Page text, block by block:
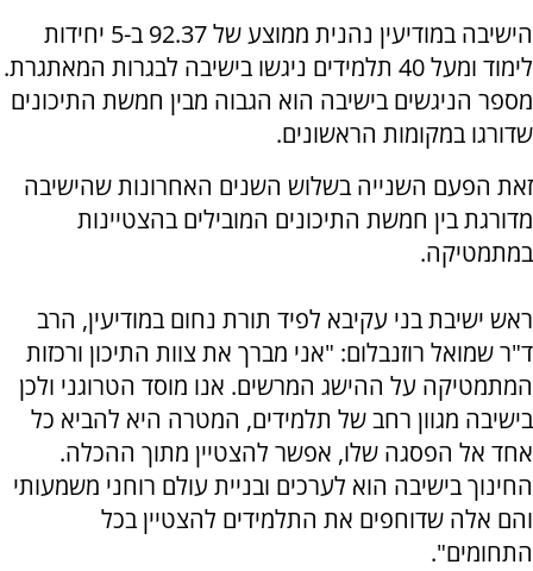
הישיבה במודיעין נהנית ממוצע של 92.37 ב-5 יחידות
לימוד ומעל 40 תלמידים ניגשו בישיבה לבגרות המאתגרת.
מספר הניגשים בישיבה הוא הגבוה מבין חמשת התיכונים
שדורגו במקומות הראשונים.
זאת הפעם השנייה בשלוש השנים האחרונות שהישיבה
מדורגת בין חמשת התיכונים המובילים בהצטיינות
במתמטיקה.
ראש ישיבת בני עקיבא לפיד תורת נחום במודיעין, הרב
ד"ר שמואל רוזנבלום: "אני מברך את צוות התיכון ורכזות
המתמטיקה על ההישג המרשים. אנו מוסד הטרוגני ולכן
בישיבה מגוון רחב של תלמידים, המטרה היא להביא כל
אחד אל הפסגה שלו, אפשר להצטיין מתוך ההכלה.
החינוך בישיבה הוא לערכים ובניית עולם רוחני משמעותי
והם אלה שדוחפים את התלמידים להצטיין בכל
התחומים".